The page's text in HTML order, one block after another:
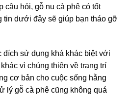
câu hỏi, gỗ nu cà phê có tốt
tin dưới đây sẽ giúp bạn tháo gỡ
đích sử dụng khá khác biệt với
vì chúng thiên về trang trí
cơ bản cho cuộc sống hằng
lý gỗ cà phê cũng không quá